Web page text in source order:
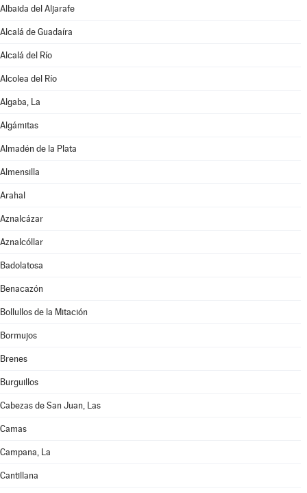
Albaida del Aljarafe
Alcalá de Guadaíra
Alcalá del Río
Alcolea del Río
Algaba, La
Algámitas
Almadén de la Plata
Almensilla
Arahal
Aznalcázar
Aznalcóllar
Badolatosa
Benacazón
Bollullos de la Mitación
Bormujos
Brenes
Burguillos
Cabezas de San Juan, Las
Camas
Campana, La
Cantillana